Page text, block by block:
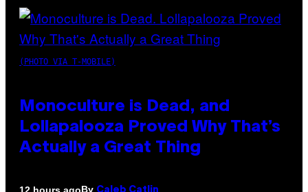
(PHOTO VIA T-MOBILE)
Monoculture is Dead, and
Lollapalooza Proved Why That’s
Actually a Great Thing
By